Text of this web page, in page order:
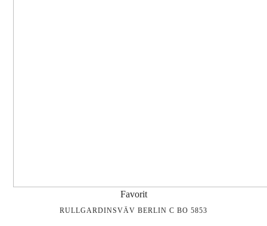
Favorit
RULLGARDINSVÄV BERLIN C BO 5853